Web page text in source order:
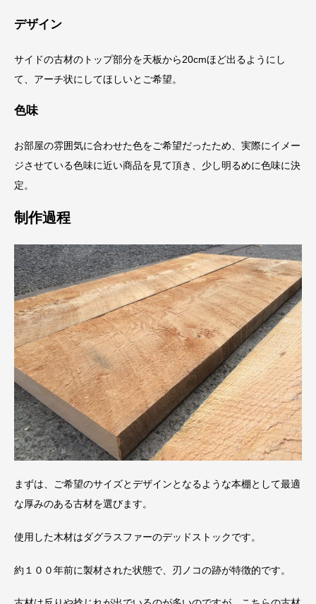
デザイン
サイドの古材のトップ部分を天板から20cmほど出るようにし
て、アーチ状にしてほしいとご希望。
色味
お部屋の雰囲気に合わせた色をご希望だったため、実際にイメー
ジさせている色味に近い商品を見て頂き、少し明るめに色味に決
定。
制作過程
まずは、ご希望のサイズとデザインとなるような本棚として最適
な厚みのある古材を選びます。
使用した木材はダグラスファーのデッドストックです。
約１００年前に製材された状態で、刃ノコの跡が特徴的です。